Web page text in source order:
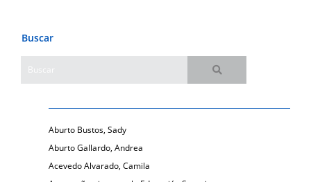
Buscar
Aburto Bustos, Sady
Aburto Gallardo, Andrea
Acevedo Alvarado, Camila